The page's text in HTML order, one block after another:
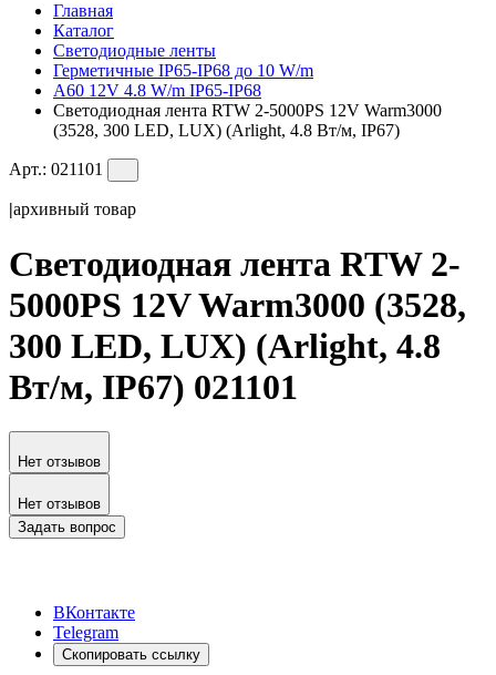
Главная
Каталог
Светодиодные ленты
Герметичные IP65-IP68 до 10 W/m
A60 12V 4.8 W/m IP65-IP68
Светодиодная лента RTW 2-5000PS 12V Warm3000
(3528, 300 LED, LUX) (Arlight, 4.8 Вт/м, IP67)
Арт.: 021101
|архивный товар
Светодиодная лента RTW 2-
5000PS 12V Warm3000 (3528,
300 LED, LUX) (Arlight, 4.8
Вт/м, IP67) 021101
Нет отзывов
Нет отзывов
Задать вопрос
ВКонтакте
Telegram
Скопировать ссылку